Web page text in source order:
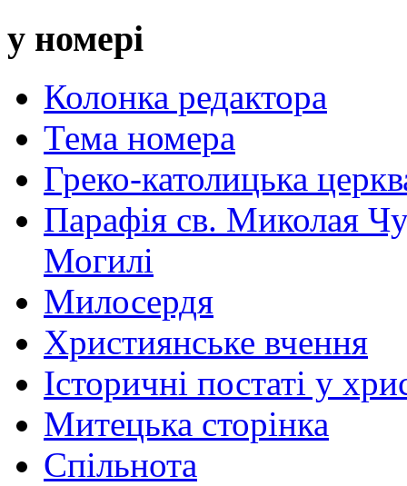
у номері
Колонка редактора
Тема номера
Греко-католицька
Парафія св. Миколая
Могилі
Милосердя
Християнське вчення
Історичні постаті у
Митецька сторінка
Спільнота